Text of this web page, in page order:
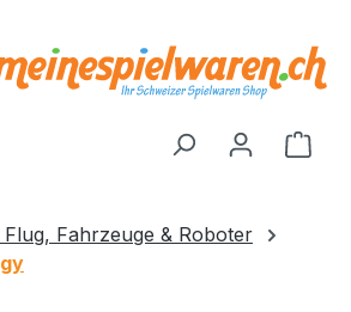
Flug, Fahrzeuge & Roboter